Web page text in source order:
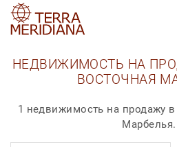
НЕДВИЖИМОСТЬ НА
ВОСТОЧНАЯ
1 недвижимость на продажу в
Марбелья.